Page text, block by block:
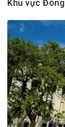
Khu vực